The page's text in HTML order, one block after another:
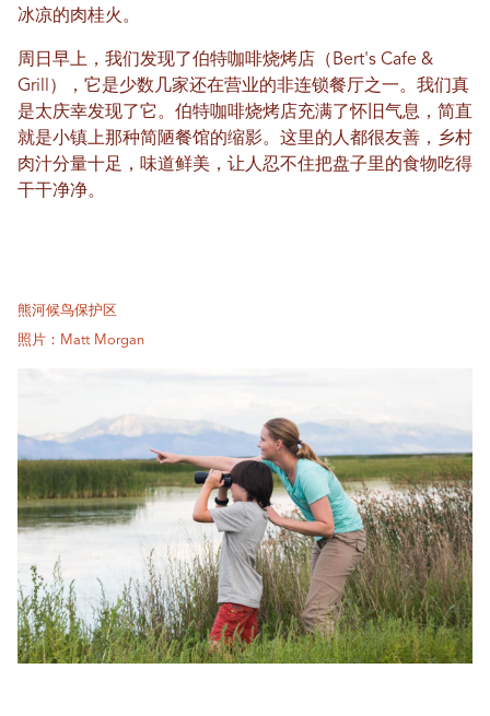
冰凉的肉桂火。
周日早上，我们发现了伯特咖啡烧烤店（Bert's Cafe &
Grill），它是少数几家还在营业的非连锁餐厅之一。我们真
是太庆幸发现了它。伯特咖啡烧烤店充满了怀旧气息，简直
就是小镇上那种简陋餐馆的缩影。这里的人都很友善，乡村
肉汁分量十足，味道鲜美，让人忍不住把盘子里的食物吃得
干干净净。
熊河候鸟保护区
照片：Matt Morgan